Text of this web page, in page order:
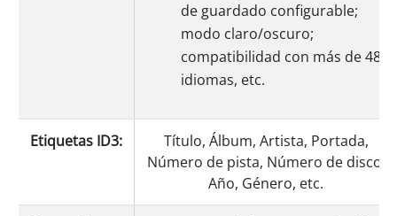
de guardado configurable;
modo claro/oscuro;
compatibilidad con más de 48
idiomas, etc.
Etiquetas ID3:
Título, Álbum, Artista, Portada,
Número de pista, Número de disco,
Año, Género, etc.